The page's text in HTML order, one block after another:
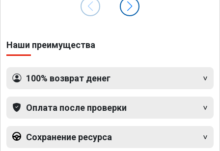
Наши преимущества
100% возврат денег
Оплата после проверки
Сохранение ресурса